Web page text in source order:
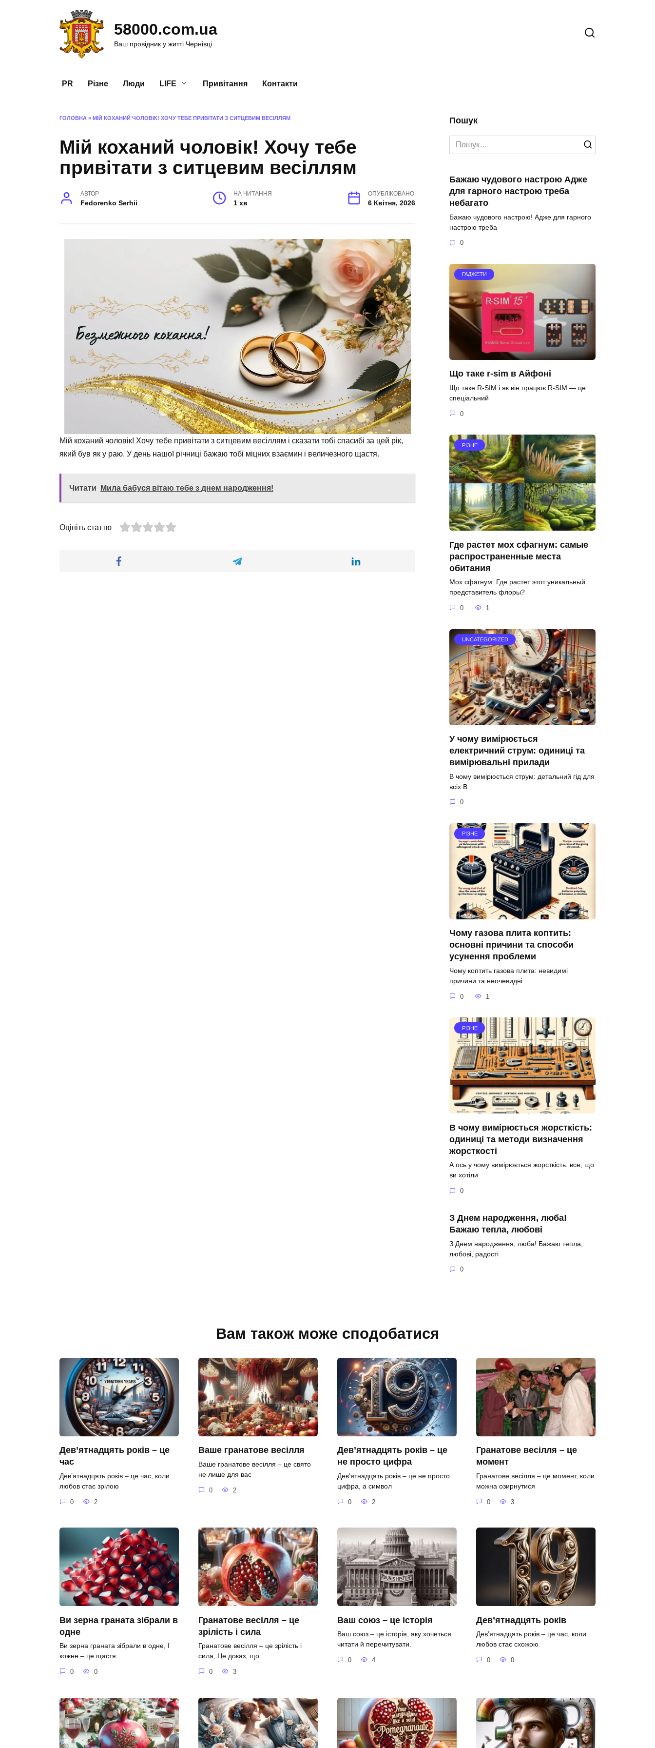
58000.com.ua
Ваш провідник у житті Чернівці
PR Різне Люди LIFE Привітання Контакти
ГОЛОВНА » МІЙ КОХАНИЙ ЧОЛОВІК! ХОЧУ ТЕБЕ ПРИВІТАТИ З СИТЦЕВИМ ВЕСІЛЛЯМ
Мій коханий чоловік! Хочу тебе
привітати з ситцевим весіллям
АВТОР
Fedorenko Serhii
НА ЧИТАННЯ
1 хв
ОПУБЛІКОВАНО
6 Квітня, 2026
Мій коханий чоловік! Хочу тебе привітати з ситцевим весіллям і сказати тобі спасибі за цей рік,
який був як у раю. У день нашої річниці бажаю тобі міцних взаємин і величезного щастя.
Читати Мила бабуся вітаю тебе з днем народження!
Оцініть статтю
Пошук
Search
for:
Бажаю чудового настрою Адже
для гарного настрою треба
небагато
Бажаю чудового настрою! Адже для гарного
настрою треба
0
ГАДЖЕТИ
Що таке r-sim в Айфоні
Що таке R-SIM і як він працює R-SIM — це
спеціальний
0
РІЗНЕ
Где растет мох сфагнум: самые
распространенные места
обитания
Мох сфагнум: Где растет этот уникальный
представитель флоры?
0 1
UNCATEGORIZED
У чому вимірюється
електричний струм: одиниці та
вимірювальні прилади
В чому вимірюється струм: детальний гід для
всіх В
0
РІЗНЕ
Чому газова плита коптить:
основні причини та способи
усунення проблеми
Чому коптить газова плита: невидимі
причини та неочевидні
0 1
РІЗНЕ
В чому вимірюється жорсткість:
одиниці та методи визначення
жорсткості
А ось у чому вимірюється жорсткість: все, що
ви хотіли
0
З Днем народження, люба!
Бажаю тепла, любові
З Днем народження, люба! Бажаю тепла,
любові, радості
0
Вам також може сподобатися
Дев’ятнадцять років – це
час
Дев’ятнадцять років – це час, коли
любов стає зрілою
0 2
Ваше гранатове весілля
Ваше гранатове весілля – це свято
не лише для вас
0 2
Дев’ятнадцять років – це
не просто цифра
Дев’ятнадцять років – це не просто
цифра, а символ
0 2
Гранатове весілля – це
момент
Гранатове весілля – це момент, коли
можна озирнутися
0 3
Ви зерна граната зібрали в
одне
Ви зерна граната зібрали в одне, І
кожне – це щастя
0 0
Гранатове весілля – це
зрілість і сила
Гранатове весілля – це зрілість і
сила, Це доказ, що
0 3
Ваш союз – це історія
Ваш союз – це історія, яку хочеться
читати й перечитувати.
0 4
Дев’ятнадцять років
Дев’ятнадцять років – це час, коли
любов стає схожою
0 0